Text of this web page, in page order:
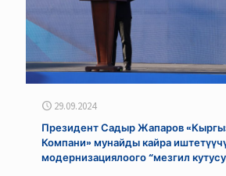
29.09.2024
Президент Садыр Жапаров
Компани» мунайды кайра
модернизациялоого “мезгил